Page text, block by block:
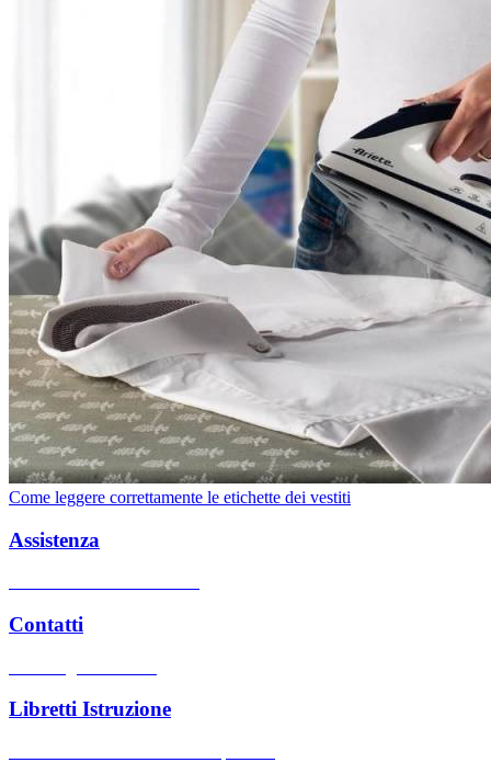
Come leggere correttamente le etichette dei vestiti
Assistenza
Contatti
Libretti Istruzione